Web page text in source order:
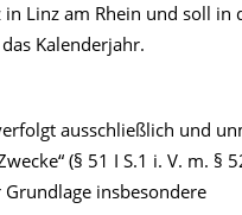
in Linz am Rhein und soll
Kalenderjahr.
ausschließlich und
(§ 51 I S.1 i. V. m.
insbesondere